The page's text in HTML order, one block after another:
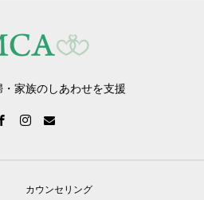
家族のしあわせを支援
カウンセリング